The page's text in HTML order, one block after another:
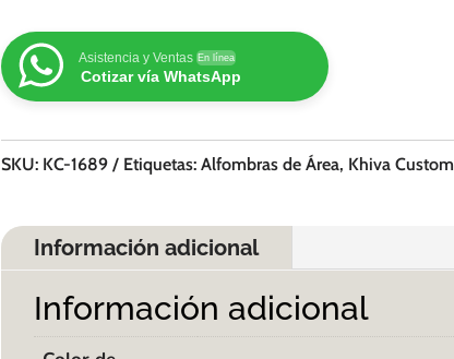
Asistencia y Ventas En línea
Cotizar vía WhatsApp
SKU: KC-1689 Etiquetas:Alfombras de Área, Khiva Custom
Información adicional
Información adicional